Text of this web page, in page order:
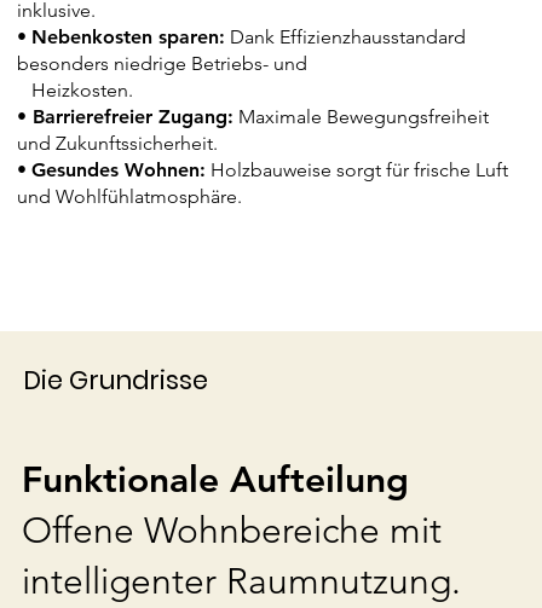
inklusive.
• Nebenkosten sparen: Dank Effizienzhausstandard
besonders niedrige Betriebs- und
Heizkosten.
• Barrierefreier Zugang: Maximale Bewegungsfreiheit
und Zukunftssicherheit.
• Gesundes Wohnen: Holzbauweise sorgt für frische Luft
und Wohlfühlatmosphäre.
Die Grundrisse
Funktionale Aufteilung
Offene Wohnbereiche mit
intelligenter Raumnutzung.